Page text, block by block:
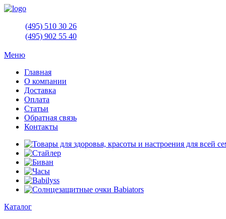
(495) 510 30 26
(495) 902 55 40
Меню
Главная
О компании
Доставка
Оплата
Статьи
Обратная связь
Контакты
Каталог